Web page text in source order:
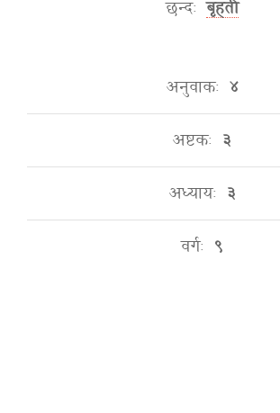
छन्दः बृहती
अनुवाकः ४
अष्टकः ३
अध्यायः ३
वर्गः ९